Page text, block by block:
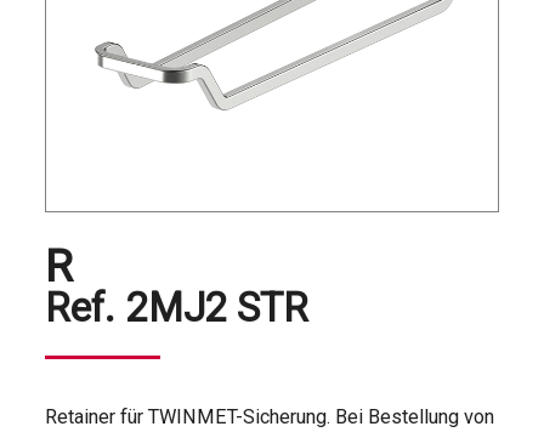
R
Ref. 2MJ2 STR
Retainer für TWINMET-Sicherung. Bei Bestellung von